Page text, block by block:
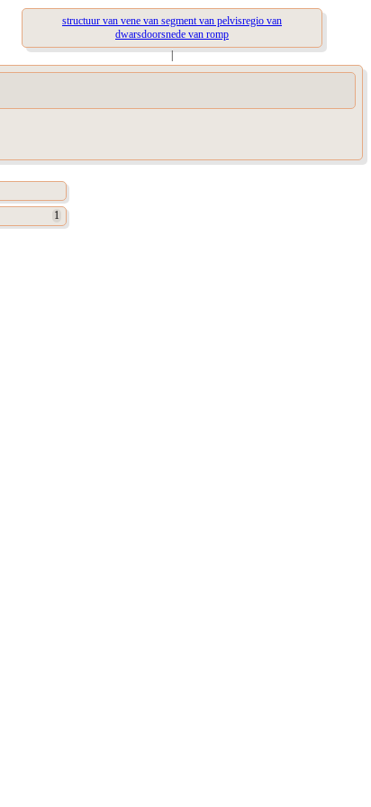
structuur van vene van segment van pelvisregio van
dwarsdoorsnede van romp
|
1